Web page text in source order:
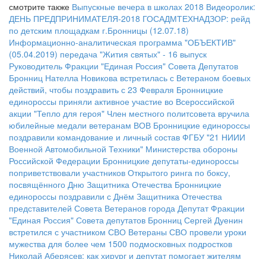
смотрите также Выпускные вечера в школах 2018 Видеоролик:
ДЕНЬ ПРЕДПРИНИМАТЕЛЯ-2018 ГОСАДМТЕХНАДЗОР: рейд
по детским площадкам г.Бронницы (12.07.18)
Информационно-аналитическая программа "ОБЪЕКТИВ"
(05.04.2019) передача "Жития святых" - 16 выпуск
Руководитель Фракции "Единая Россия" Совета Депутатов
Бронниц Нателла Новикова встретилась с Ветераном боевых
действий, чтобы поздравить с 23 Февраля Бронницкие
единороссы приняли активное участие во Всероссийской
акции "Тепло для героя" Член местного политсовета вручила
юбилейные медали ветеранам ВОВ Бронницкие единороссы
поздравили командование и личный состав ФГБУ "21 НИИИ
Военной Автомобильной Техники" Министерства обороны
Российской Федерации Бронницкие депутаты-единороссы
поприветствовали участников Открытого ринга по боксу,
посвящённого Дню Защитника Отечества Бронницкие
единороссы поздравили с Днём Защитника Отечества
представителей Совета Ветеранов города Депутат Фракции
"Единая Россия" Совета депутатов Бронниц Сергей Дуенин
встретился с участником СВО Ветераны СВО провели уроки
мужества для более чем 1500 подмосковных подростков
Николай Аберясев: как хирург и депутат помогает жителям